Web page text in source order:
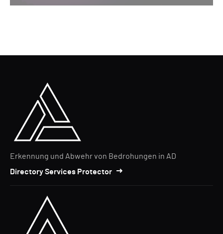
Erkennung und Abwehr von Bedrohungen in AD
Directory Services Protector